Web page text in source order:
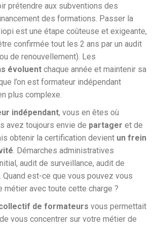
prétendre aux subventions des
des formations. Passer la
est une étape coûteuse et exigeante,
confirmée tout les 2 ans par un audit
de renouvellement). Les
évoluent chaque année et maintenir sa
l’on est formateur indépendant
plus complexe.
indépendant, vous en êtes où
avez toujours envie de partager et de
obtenir la certification devient un frein
. Démarches administratives
audit de surveillance, audit de
est-ce que vous pouvez vous
métier avec toute cette charge ?
de formateurs vous permettait
vous concentrer sur votre métier de